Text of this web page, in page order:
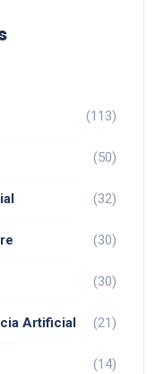
(113)
(50)
(32)
(30)
(30)
Artificial (21)
(14)